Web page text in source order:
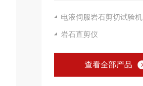
电液伺服岩石剪切试验机
岩石直剪仪
查看全部产品